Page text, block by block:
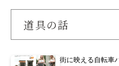
道具の話
街に映える自転車